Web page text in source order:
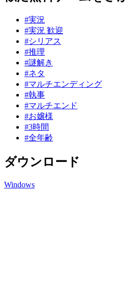
#実況
#実況 歓迎
#シリアス
#推理
#謎解き
#ネタ
#マルチエンディング
#執事
#マルチエンド
#お嬢様
#3時間
#全年齢
ダウンロード
Windows